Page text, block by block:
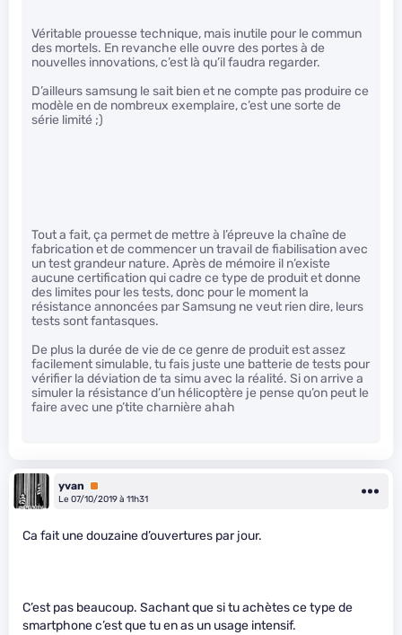
Véritable prouesse technique, mais inutile pour le commun
des mortels. En revanche elle ouvre des portes à de
nouvelles innovations, c’est là qu’il faudra regarder.
D’ailleurs samsung le sait bien et ne compte pas produire ce
modèle en de nombreux exemplaire, c’est une sorte de
série limité ;)
Tout a fait, ça permet de mettre à l’épreuve la chaîne de
fabrication et de commencer un travail de fiabilisation avec
un test grandeur nature. Après de mémoire il n’existe
aucune certification qui cadre ce type de produit et donne
des limites pour les tests, donc pour le moment la
résistance annoncées par Samsung ne veut rien dire, leurs
tests sont fantasques.
De plus la durée de vie de ce genre de produit est assez
facilement simulable, tu fais juste une batterie de tests pour
vérifier la déviation de ta simu avec la réalité. Si on arrive a
simuler la résistance d’un hélicoptère je pense qu’on peut le
faire avec une p’tite charnière ahah
yvan
Premium
Le 07/10/2019 à 11h31
Ca fait une douzaine d’ouvertures par jour.
C’est pas beaucoup. Sachant que si tu achètes ce type de
smartphone c’est que tu en as un usage intensif.